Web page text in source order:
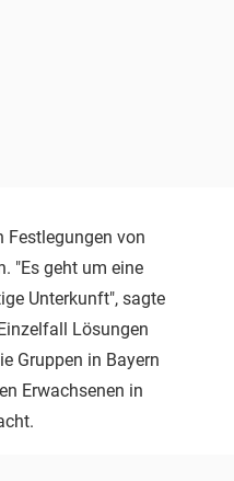
Festlegungen von
"Es geht um eine
Unterkunft", sagte
Lösungen
Gruppen in Bayern
Erwachsenen in